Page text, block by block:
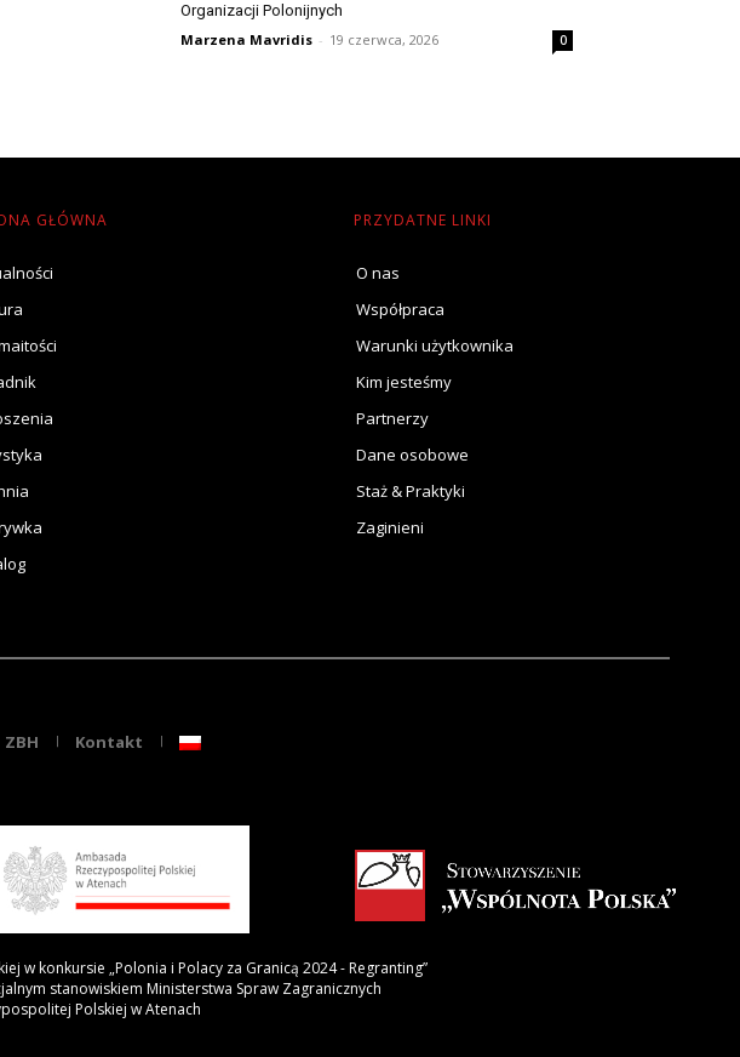
Organizacji Polonijnych
Marzena Mavridis - 19 czerwca, 2026 0
GŁÓWNA PRZYDATNE LINKI
O nas
Współpraca
Warunki użytkownika
Kim jesteśmy
Partnerzy
Dane osobowe
Staż & Praktyki
Zaginieni
ZBH Kontakt
w konkursie „Polonia i Polacy za Granicą 2024 - Regranting”
stanowiskiem Ministerstwa Spraw Zagranicznych
Polskiej w Atenach